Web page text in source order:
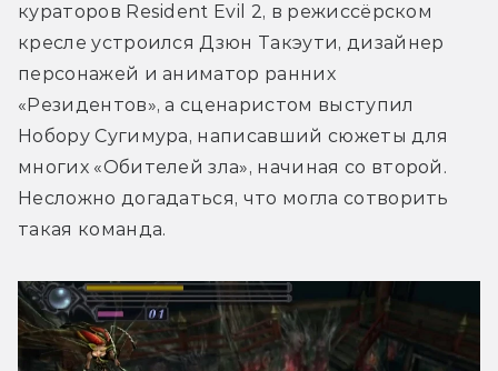
кураторов Resident Evil 2, в режиссёрском
кресле устроился Дзюн Такэути, дизайнер
персонажей и аниматор ранних
«Резидентов», а сценаристом выступил
Нобору Сугимура, написавший сюжеты для
многих «Обителей зла», начиная со второй.
Несложно догадаться, что могла сотворить
такая команда.